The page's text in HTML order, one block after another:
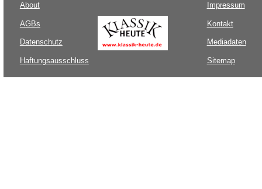
About
AGBs
Datenschutz
Haftungsausschluss
Impressum
Kontakt
Mediadaten
Sitemap